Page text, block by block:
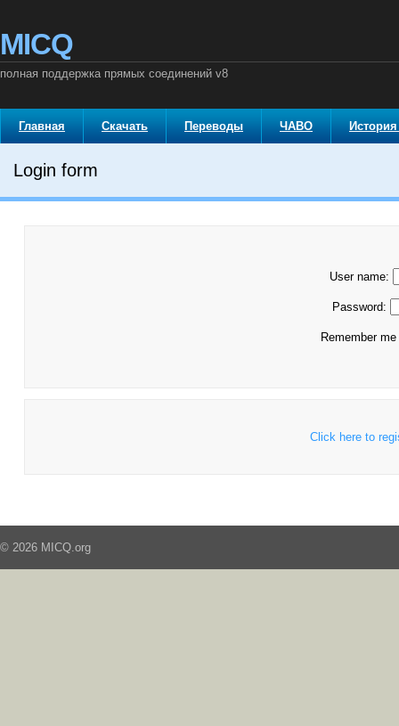
MICQ
полная поддержка прямых соединений v8
Главная Скачать Переводы ЧАВО
Login form
User name:
Password:
Remember
Click here to
© 2026 MICQ.org